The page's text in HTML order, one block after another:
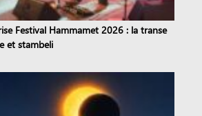
Festival Hammamet 2026 : la transe
et stambeli